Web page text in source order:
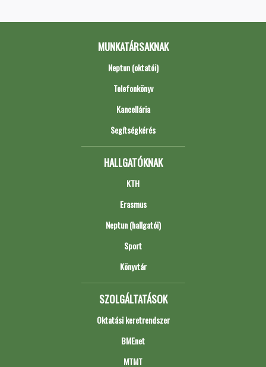
MUNKATÁRSAKNAK
Neptun (oktatói)
Telefonkönyv
Kancellária
Segítségkérés
HALLGATÓKNAK
KTH
Erasmus
Neptun (hallgatói)
Sport
Könyvtár
SZOLGÁLTATÁSOK
Oktatási keretrendszer
BMEnet
MTMT